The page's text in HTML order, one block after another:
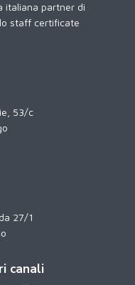
italiana partner di
staff certificate
53/c
27/1
canali